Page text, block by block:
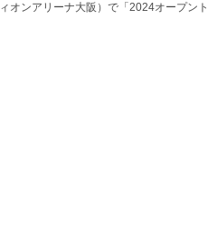
ンアリーナ大阪）で「2024オープン